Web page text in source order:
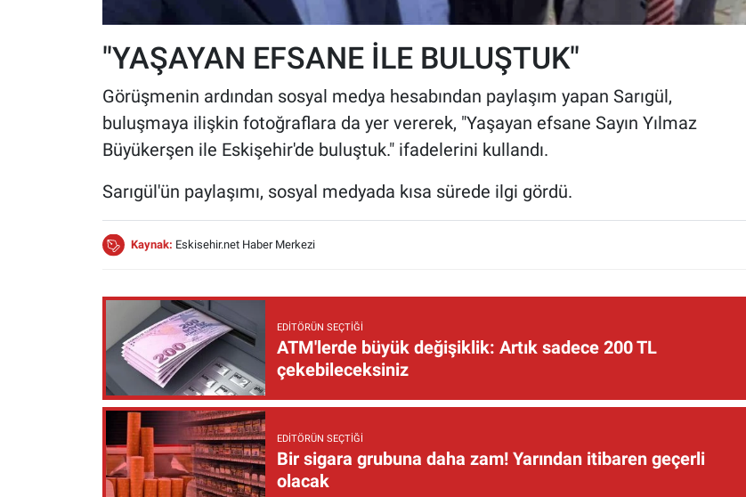
"YAŞAYAN EFSANE İLE BULUŞTUK"
Görüşmenin ardından sosyal medya hesabından paylaşım yapan Sarıgül,
buluşmaya ilişkin fotoğraflara da yer vererek, "Yaşayan efsane Sayın Yılmaz
Büyükerşen ile Eskişehir'de buluştuk." ifadelerini kullandı.
Sarıgül'ün paylaşımı, sosyal medyada kısa sürede ilgi gördü.
Kaynak: Eskisehir.net Haber Merkezi
EDITÖRÜN SEÇTIĞI
ATM'lerde büyük değişiklik: Artık sadece 200 TL
çekebileceksiniz
EDITÖRÜN SEÇTIĞI
Bir sigara grubuna daha zam! Yarından itibaren geçerli
olacak